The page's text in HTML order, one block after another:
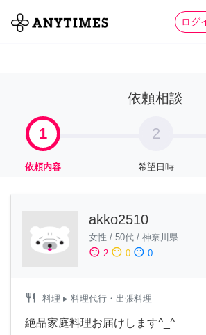
ログ
全て 家
依頼相談
1
依頼内容
2
希望日時
akko2510
女性 / 50代 / 神奈川県
sentiment_satisfied 2 sentiment_neutral 0 sentiment_dissatisfied 0
restaurant 料理 ▸ 料理代行・出張料理
絶品家庭料理お届けします^_^